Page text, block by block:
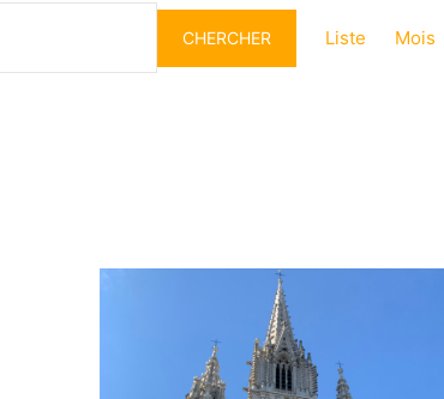
CHERCHER
de
vues
Liste Mois